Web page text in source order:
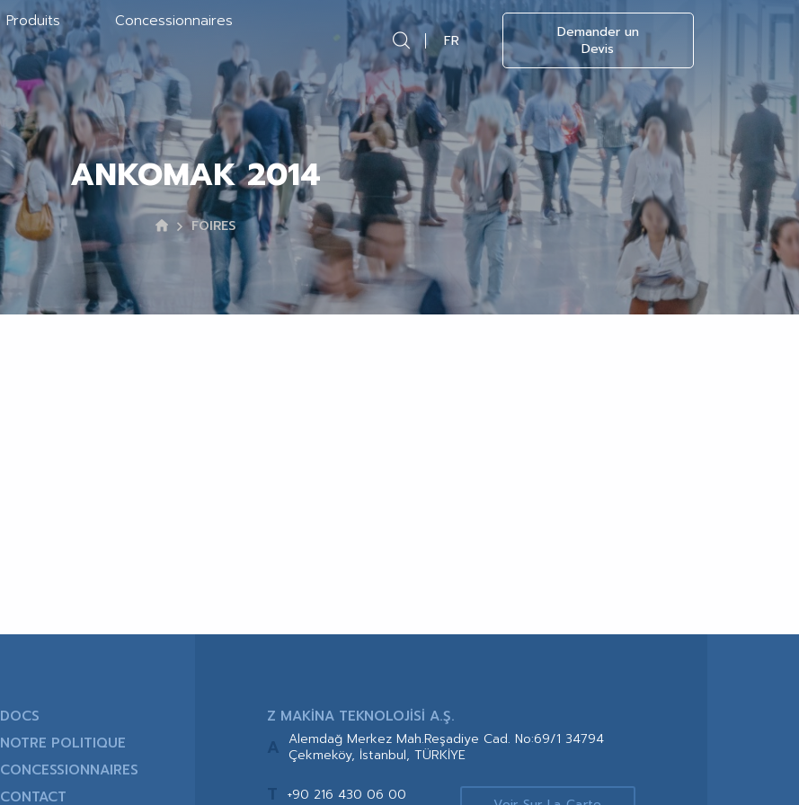
Produits
Concessionnaires
FR
Demander un
Devis
ANKOMAK 2014
FOIRES
DOCS
NOTRE POLITIQUE
CONCESSIONNAIRES
CONTACT
Z MAKİNA TEKNOLOJİSİ A.Ş.
A Alemdağ Merkez Mah.Reşadiye Cad. No:69/1 34794
Çekmeköy, İstanbul, TÜRKİYE
T +90 216 430 06 00